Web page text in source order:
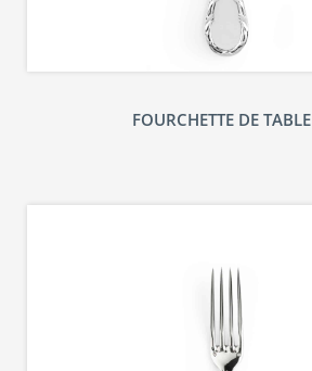
FOURCHETTE DE TABLE